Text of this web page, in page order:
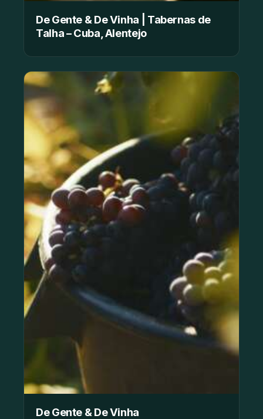
De Gente & De Vinha | Tabernas de
Talha – Cuba, Alentejo
De Gente & De Vinha